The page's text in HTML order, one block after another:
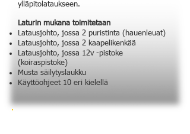
ylläpitolataukseen.
Laturin mukana toimitetaan
Latausjohto, jossa 2 puristinta (hauenleuat)
Latausjohto, jossa 2 kaapelikenkää
Latausjohto, jossa 12v -pistoke
(koiraspistoke)
Musta säilytyslaukku
Käyttöohjeet 10 eri kielellä